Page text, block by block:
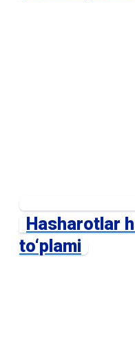
Hasharotlar
to‘plami